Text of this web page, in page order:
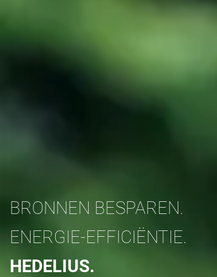
BRONNEN BESPAREN.
ENERGIE-EFFICIËNTIE.
HEDELIUS.